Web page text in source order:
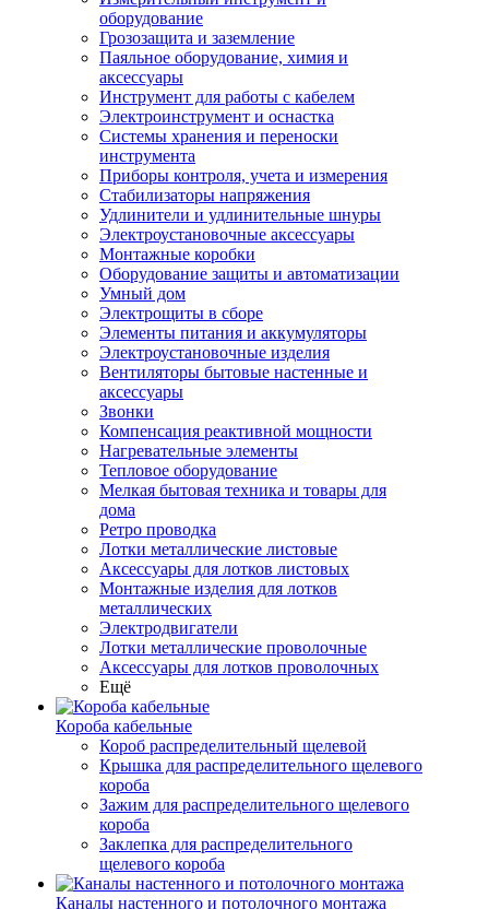
оборудование
Грозозащита и заземление
Паяльное оборудование, химия и
аксессуары
Инструмент для работы с кабелем
Электроинструмент и оснастка
Системы хранения и переноски
инструмента
Приборы контроля, учета и измерения
Стабилизаторы напряжения
Удлинители и удлинительные шнуры
Электроустановочные аксессуары
Монтажные коробки
Оборудование защиты и автоматизации
Умный дом
Электрощиты в сборе
Элементы питания и аккумуляторы
Электроустановочные изделия
Вентиляторы бытовые настенные и
аксессуары
Звонки
Компенсация реактивной мощности
Нагревательные элементы
Тепловое оборудование
Мелкая бытовая техника и товары для
дома
Ретро проводка
Лотки металлические листовые
Аксессуары для лотков листовых
Монтажные изделия для лотков
металлических
Электродвигатели
Лотки металлические проволочные
Аксессуары для лотков проволочных
Ещё
Короба кабельные
Короб распределительный щелевой
Крышка для распределительного щелевого
короба
Зажим для распределительного щелевого
короба
Заклепка для распределительного
щелевого короба
Каналы настенного и потолочного монтажа